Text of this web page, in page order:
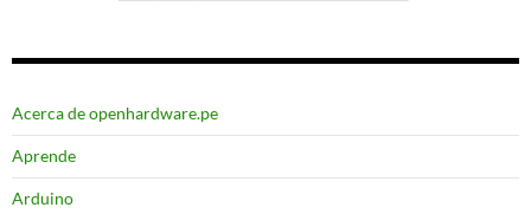
Acerca de openhardware.pe
Aprende
Arduino